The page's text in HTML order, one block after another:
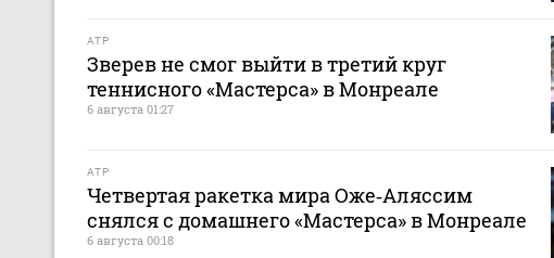
ATP
Зверев не смог выйти в третий круг
теннисного «Мастерса» в Монреале
6 августа 01:27
ATP
Четвертая ракетка мира Оже‑Аляссим
снялся с домашнего «Мастерса» в Монреале
6 августа 00:18